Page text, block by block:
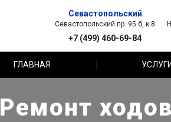
Севастопольский
Севастопольский пр. 95 б, к.8
+7 (499) 460-69-84
ГЛАВНАЯ УСЛУГИ
Ремонт